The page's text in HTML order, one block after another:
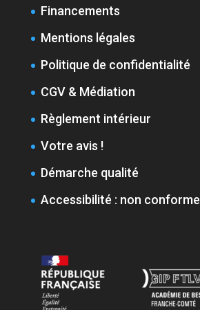
Financements
Mentions légales
Politique de confidentialité
CGV & Médiation
Règlement intérieur
Votre avis !
Démarche qualité
Accessibilité : non conforme